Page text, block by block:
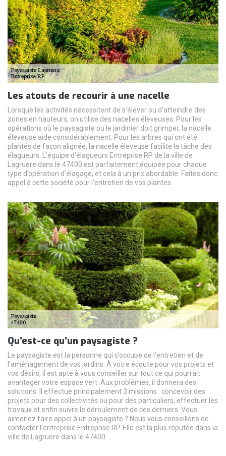
Les atouts de recourir à une nacelle
Lorsque les activités nécessitent de s’élever ou d’atteindre des
zones en hauteurs, on utilise des nacelles éleveuses. Pour les
opérations où le paysagiste ou le jardinier doit grimper, la nacelle
éleveuse aide considérablement. Pour les arbres qui ont été
plantés de façon alignée, la nacelle éleveuse facilite la tâche des
élagueurs. L’équipe d’élagueurs Entreprise RP de la ville de
Lagruere dans le 47400 est parfaitement équipée pour chaque
type d’opération d’élagage, et cela à un prix abordable. Faites donc
appel à cette société pour l’entretien de vos plantes.
Qu’est-ce qu’un paysagiste ?
Le paysagiste est la personne qui s’occupe de l’entretien et de
l’aménagement de vos jardins. À votre écoute pour vos projets et
vos désirs, il est apte à vous conseiller sur tout ce qui pourrait
avantager votre espace vert. Aux problèmes, il donnera des
solutions. Il effectue principalement 3 missions : concevoir des
projets pour des collectivités ou pour des particuliers, effectuer les
travaux et enfin suivre le déroulement de ces derniers. Vous
aimeriez faire appel à un paysagiste ? Nous vous conseillons de
contacter l’entreprise Entreprise RP. Elle est la plus réputée dans la
ville de Lagruere dans le 47400.